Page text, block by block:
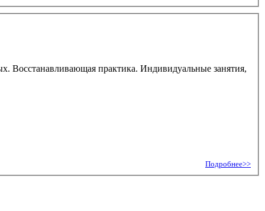
Восстанавливающая практика. Индивидуальные занятия,
Подробнее>>